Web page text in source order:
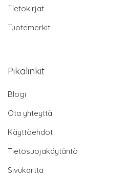
Tietokirjat
Tuotemerkit
Pikalinkit
Blogi
Ota yhteyttä
Käyttöehdot
Tietosuojakäytäntö
Sivukartta